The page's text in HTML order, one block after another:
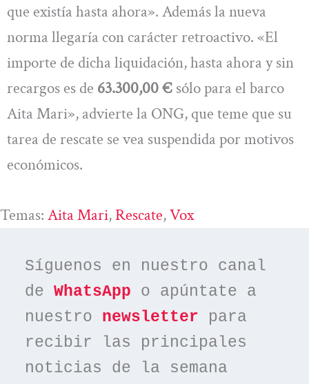
que existía hasta ahora». Además la nueva
norma llegaría con carácter retroactivo. «El
importe de dicha liquidación, hasta ahora y sin
recargos es de 63.300,00 € sólo para el barco
Aita Mari», advierte la ONG, que teme que su
tarea de rescate se vea suspendida por motivos
económicos.
Temas: Aita Mari, Rescate, Vox
Síguenos en nuestro canal
de WhatsApp o apúntate a
nuestro newsletter para
recibir las principales
noticias de la semana